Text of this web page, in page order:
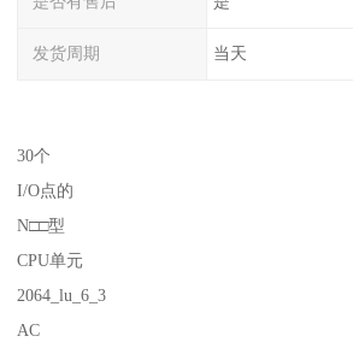
发货周期 当天
30个
I/O点的
N□□型
CPU单元
2064_lu_6_3
AC